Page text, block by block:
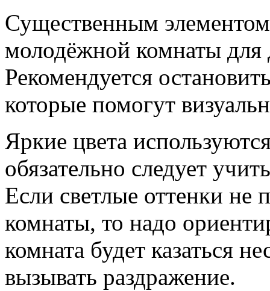
Существенным
молодёжной комнаты для
Рекомендуется
которые помогут
Яркие цвета
обязательно следует
Если светлые оттенки не
комнаты, то надо
комната будет казаться
вызывать раздражение.